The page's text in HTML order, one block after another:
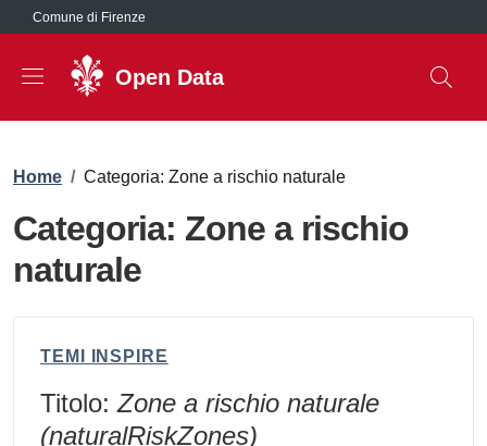
Salta al contenuto principale
Comune di Firenze
Open Data
Briciole di pane
Home / Categoria: Zone a rischio naturale
Categoria: Zone a rischio
naturale
TEMI INSPIRE
Titolo:Zone a rischio naturale
(naturalRiskZones)